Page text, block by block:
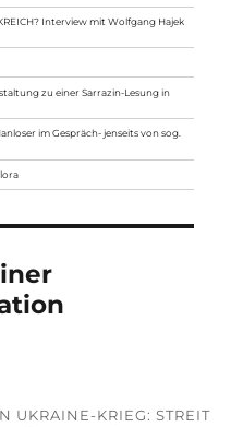
Interview mit Wolfgang Hajek
zu einer Sarrazin-Lesung in
im Gespräch- jenseits von sog.
UKRAINE-KRIEG: STREIT